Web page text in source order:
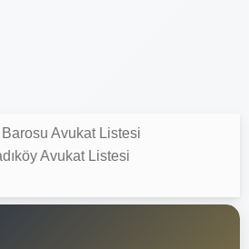
Barosu Avukat Listesi
Avukat Listesi